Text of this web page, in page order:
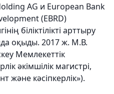
AG и European Bank
(EBRD)
біліктілікті арттыру
оқыды. 2017 ж. М.В.
Мемлекеттік
әкімшілік магистрі,
және кәсіпкерлік»).